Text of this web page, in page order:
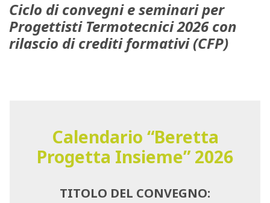
Ciclo di convegni e seminari per
Progettisti Termotecnici 2026 con
rilascio di crediti formativi (CFP)
Calendario “Beretta
Progetta Insieme” 2026
TITOLO DEL CONVEGNO: